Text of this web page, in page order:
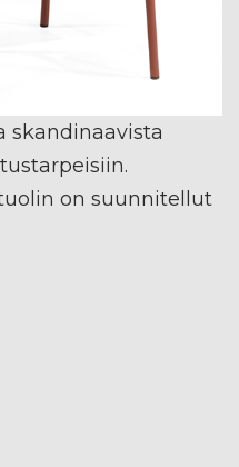
skandinaavista
on suunnitellut